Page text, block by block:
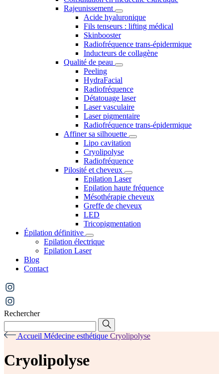
Rajeunissement
Acide hyaluronique
Fils tenseurs : lifting médical
Skinbooster
Radiofréquence trans-épidermique
Inducteurs de collagène
Qualité de peau
Peeling
HydraFacial
Radiofréquence
Détatouage laser
Laser vasculaire
Laser pigmentaire
Radiofréquence trans-épidermique
Affiner sa silhouette
Lipo cavitation
Cryolipolyse
Radiofréquence
Pilosité et cheveux
Epilation Laser
Epilation haute fréquence
Mésothérapie cheveux
Greffe de cheveux
LED
Tricopigmentation
Épilation définitive
Epilation électrique
Epilation Laser
Blog
Contact
Rechercher
Accueil Médecine esthétique Cryolipolyse
Cryolipolyse